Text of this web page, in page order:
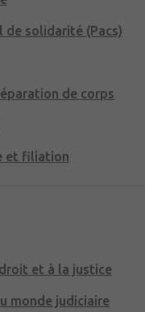
de solidarité (Pacs)
de corps
et filiation
et à la justice
monde judiciaire